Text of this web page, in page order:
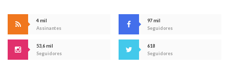
4 mil
Assinantes
97 mil
Seguidores
53,6 mil
Seguidores
618
Seguidores